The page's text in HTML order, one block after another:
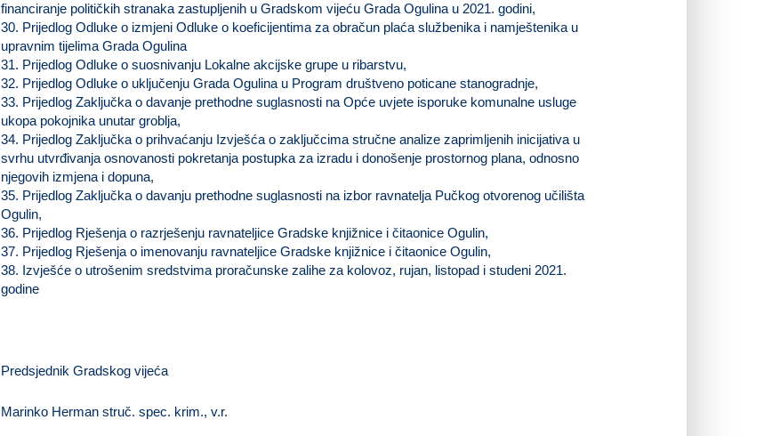
financiranje političkih stranaka zastupljenih u Gradskom vijeću Grada Ogulina u 2021. godini,
30. Prijedlog Odluke o izmjeni Odluke o koeficijentima za obračun plaća službenika i namještenika u
upravnim tijelima Grada Ogulina
31. Prijedlog Odluke o suosnivanju Lokalne akcijske grupe u ribarstvu,
32. Prijedlog Odluke o uključenju Grada Ogulina u Program društveno poticane stanogradnje,
33. Prijedlog Zaključka o davanje prethodne suglasnosti na Opće uvjete isporuke komunalne usluge
ukopa pokojnika unutar groblja,
34. Prijedlog Zaključka o prihvaćanju Izvješća o zaključcima stručne analize zaprimljenih inicijativa u
svrhu utvrđivanja osnovanosti pokretanja postupka za izradu i donošenje prostornog plana, odnosno
njegovih izmjena i dopuna,
35. Prijedlog Zaključka o davanju prethodne suglasnosti na izbor ravnatelja Pučkog otvorenog učilišta
Ogulin,
36. Prijedlog Rješenja o razrješenju ravnateljice Gradske knjižnice i čitaonice Ogulin,
37. Prijedlog Rješenja o imenovanju ravnateljice Gradske knjižnice i čitaonice Ogulin,
38. Izvješće o utrošenim sredstvima proračunske zalihe za kolovoz, rujan, listopad i studeni 2021.
godine
Predsjednik Gradskog vijeća
Marinko Herman struč. spec. krim., v.r.